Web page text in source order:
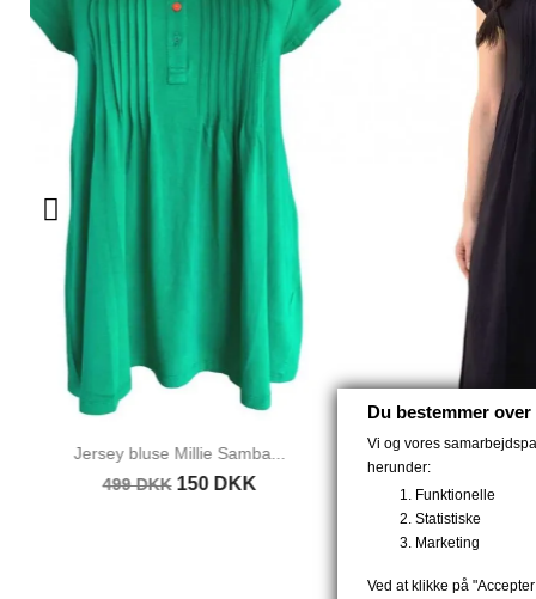
Str. S Kjole Molly Tango...
699 DKK 149 DKK
Du bestemmer
Vi og vores
herunder:
Funktionelle
Statistiske
Marketing
Ved at klikke på